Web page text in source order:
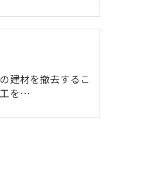
建材を撤去するこ
工を…